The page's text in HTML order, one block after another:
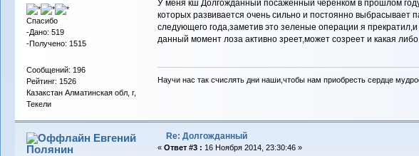
Спасибо
-Дано: 519
-Получено: 1515
Сообщений: 196
Рейтинг: 1526
Казакстан Алматинская обл, г,
Текели
У меня кш Долгожданный посаженный черенком в прошлом
которых развивается очень сильно и постоянно выбрасывает
следующего года,заметив это зеленые операции я
данный момент лоза активно зреет,может созреет и какая либо
Научи нас так счислять дни наши,чтобы нам приобресть сердце
Евгений
Полянин
Re: Долгожданный
« Ответ #3 : 16 Ноября 2014, 23:30:46 »